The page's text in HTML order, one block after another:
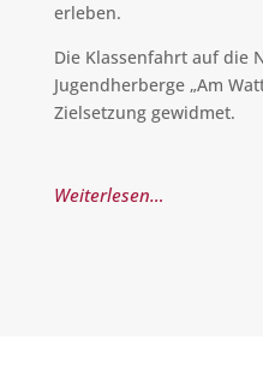
erleben.
Die Klassenfahrt auf die
Jugendherberge „Am
Zielsetzung gewidmet.
Weiterlesen…